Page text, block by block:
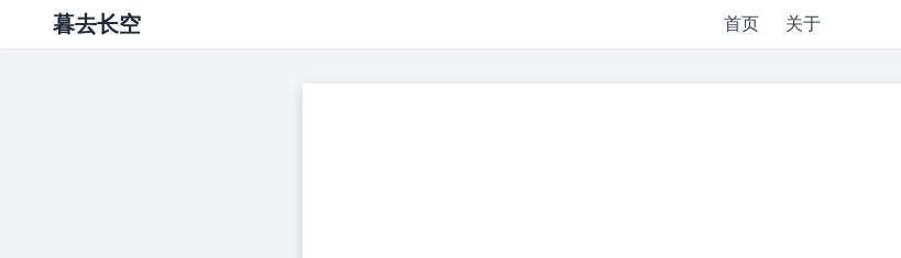
暮去长空 首页 关于